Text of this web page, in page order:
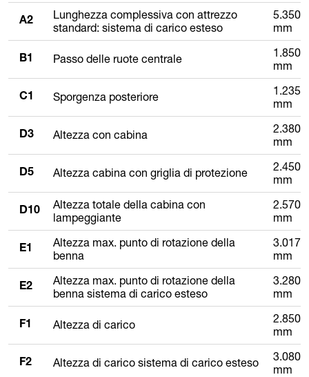
A2
Lunghezza complessiva con attrezzo
standard: sistema di carico esteso
5.350
mm
B1 Passo delle ruote centrale
1.850
mm
C1 Sporgenza posteriore
1.235
mm
D3 Altezza con cabina
2.380
mm
D5 Altezza cabina con griglia di protezione
2.450
mm
D10
Altezza totale della cabina con
lampeggiante
2.570
mm
E1
Altezza max. punto di rotazione della
benna
3.017
mm
E2
Altezza max. punto di rotazione della
benna sistema di carico esteso
3.280
mm
F1 Altezza di carico
2.850
mm
F2 Altezza di carico sistema di carico esteso
3.080
mm